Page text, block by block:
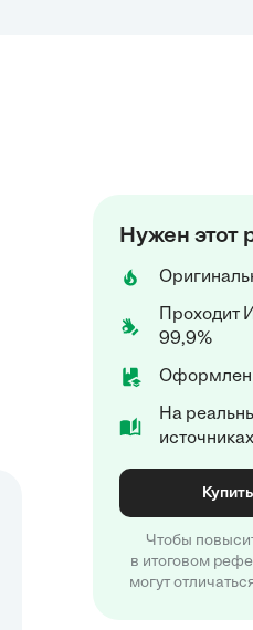
Нужен этот
Проходит
99,9%
На
источниках
Чтобы
в итоговом
могут